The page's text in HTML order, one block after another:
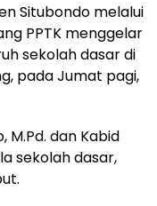
Situbondo melalui
PPTK menggelar
sekolah dasar di
pada Jumat pagi,
M.Pd. dan Kabid
sekolah dasar,